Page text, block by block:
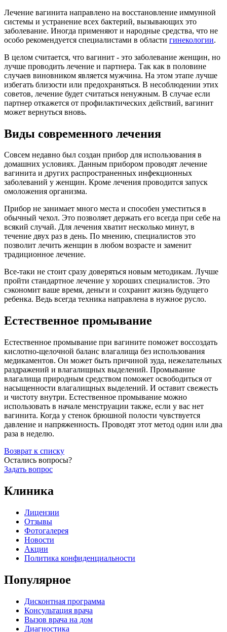
Лечение вагинита направлено на восстановление иммунной
системы и устранение всех бактерий, вызывающих это
заболевание. Иногда применяют и народные средства, что не
особо рекомендуется специалистами в области гинекологии.
В целом считается, что вагинит - это заболевание женщин, но
лучше проводить лечение и партнера. Так как в половине
случаев виновником является мужчина. На этом этапе лучше
избегать близости или предохраняться. В несоблюдении этих
советов, лечение будет считаться ненужным. В случае если
партнер откажется от профилактических действий, вагинит
может вернуться вновь.
Виды современного лечения
Совсем недавно был создан прибор для использования в
домашних условиях. Данным прибором проводят лечение
вагинита и других распространенных инфекционных
заболеваний у женщин. Кроме лечения проводится запуск
омоложения организма.
Прибор не занимает много места и способен уместиться в
обычный чехол. Это позволяет держать его всегда при себе на
всякий случай. Для лечения хватит несколько минут, в
течение двух раз в день. По мнению, специалистов это
позволит лечить женщин в любом возрасте и заменит
традиционное лечение.
Все-таки не стоит сразу доверяться новым методикам. Лучше
пройти стандартное лечение у хороших специалистов. Это
сэкономит ваше время, деньги и сохранит жизнь будущего
ребенка. Ведь всегда техника направлена в нужное русло.
Естественное промывание
Естественное промывание при вагините поможет воссоздать
кислотно-щелочной баланс влагалища без использования
медикаментов. Он может быть причиной зуда, нежелательных
раздражений и влагалищных выделений. Промывание
влагалища природным средством поможет освободиться от
насыщенности влагалищных выделений. И оставит свежесть
и чистоту внутри. Естественное промывание можно
использовать в начале менструации также, если у вас нет
вагинита. Когда у стенок брюшной полости чувствуется
давление и напряженность. Проводят этот метод один или два
раза в неделю.
Возврат к списку
Остались вопросы?
Задать вопрос
Клиника
Лицензии
Отзывы
Фотогалерея
Новости
Акции
Политика конфиденциальности
Популярное
Дисконтная программа
Консультация врача
Вызов врача на дом
Диагностика